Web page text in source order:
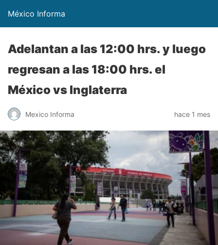
México Informa
Adelantan a las 12:00 hrs. y luego
regresan a las 18:00 hrs. el
México vs Inglaterra
Mexico Informa hace 1 mes